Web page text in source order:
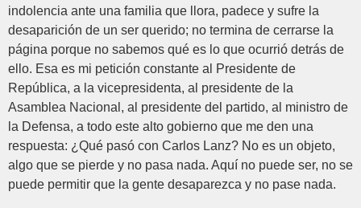
indolencia ante una familia que llora, padece y sufre la
desaparición de un ser querido; no termina de cerrarse la
página porque no sabemos qué es lo que ocurrió detrás de
ello. Esa es mi petición constante al Presidente de
República, a la vicepresidenta, al presidente de la
Asamblea Nacional, al presidente del partido, al ministro de
la Defensa, a todo este alto gobierno que me den una
respuesta: ¿Qué pasó con Carlos Lanz? No es un objeto,
algo que se pierde y no pasa nada. Aquí no puede ser, no se
puede permitir que la gente desaparezca y no pase nada.